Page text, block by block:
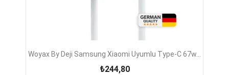
Woyax By Deji Samsung Xiaomi Uyumlu Type-C 67w...
₺244,80